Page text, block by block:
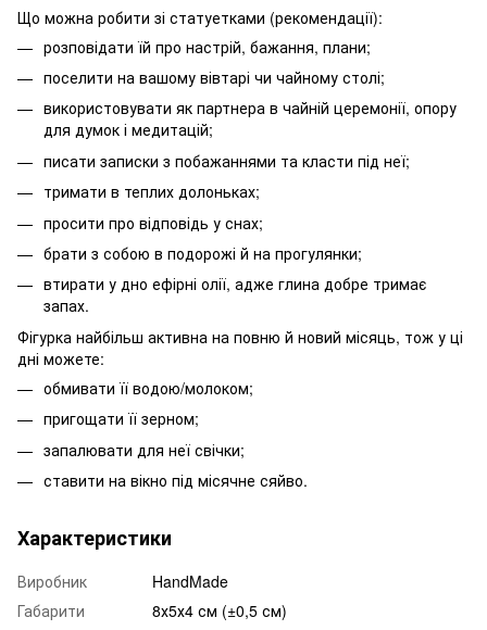
Що можна робити зі статуетками (рекомендації):
розповідати їй про настрій, бажання, плани;
поселити на вашому вівтарі чи чайному столі;
використовувати як партнера в чайній церемонії, опору
для думок і медитацій;
писати записки з побажаннями та класти під неї;
тримати в теплих долоньках;
просити про відповідь у снах;
брати з собою в подорожі й на прогулянки;
втирати у дно ефірні олії, адже глина добре тримає
запах.
Фігурка найбільш активна на повню й новий місяць, тож у ці
дні можете:
обмивати її водою/молоком;
пригощати її зерном;
запалювати для неї свічки;
ставити на вікно під місячне сяйво.
Характеристики
Виробник
HandMade
Габарити
8х5х4 см (±0,5 см)